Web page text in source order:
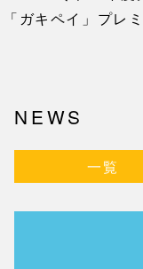
「ガキペイ」プレ
NEWS
一覧